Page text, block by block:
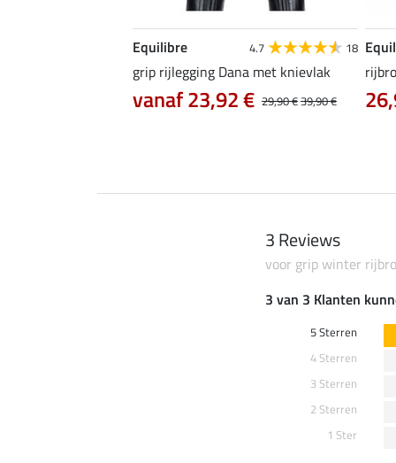
Equilibre 4.7 18
grip rijlegging Dana met knievlak
29,90 €39,90 €
vanaf 23,92 €
3 Reviews
voor grip winter
3 van 3 Klanten
5 Sterren
4 Sterren
3 Sterren
2 Sterren
1 Ster